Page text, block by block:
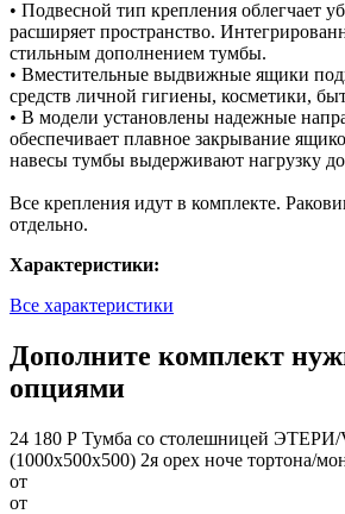
• Подвесной тип крепления облегчает
расширяет пространство.
стильным дополнением тумбы.
• Вместительные выдвижные ящики
средств личной гигиены, косметики,
• В модели установлены надежные
обеспечивает плавное закрывание
навесы тумбы выдерживают нагрузку до
Все крепления идут в комплекте.
отдельно.
Характеристики:
Все характеристики
Дополните комплект
опциями
24 180 Р Тумба со столешницей ЭТЕРИ/
(1000х500х500) 2я орех ноче тортона/
от
от